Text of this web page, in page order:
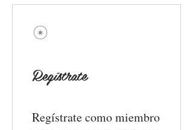
Regístrate
Regístrate como miembro